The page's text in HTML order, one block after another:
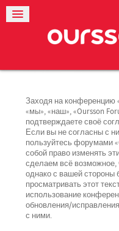
Заходя на конференцию
«мы», «наш», «Oursson
подтверждаете своё
Если вы не согласны с
пользуйтесь форумами
собой право изменять
сделаем всё возможное,
однако с вашей
просматривать этот
использование
обновления/
с ними.